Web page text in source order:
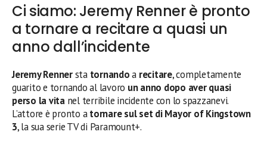
Ci siamo: Jeremy Renner è pronto
a tornare a recitare a quasi un
anno dall’incidente
Jeremy Rennersta tornandoa recitare, completamente
guarito e tornando al lavoro un anno dopo aver quasi
perso la vitanel terribile incidente con lo spazzanevi.
L’attore è pronto atornare sul set di Mayor of Kingstown
3, la sua serie TV di Paramount+.